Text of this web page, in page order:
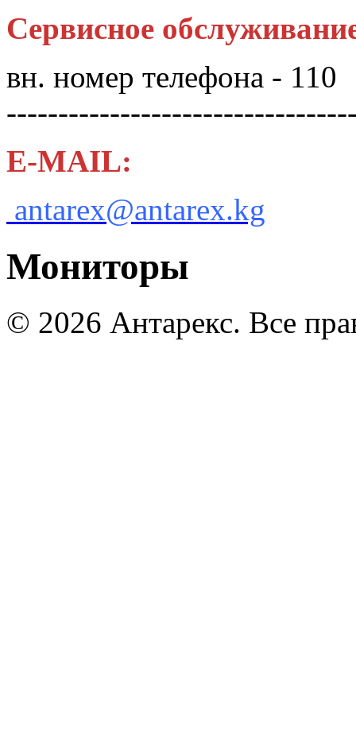
Сервисное
вн. номер телефона - 110
E-MAIL:
antarex@antarex.kg
Мониторы
© 2026 Антарекс. Все